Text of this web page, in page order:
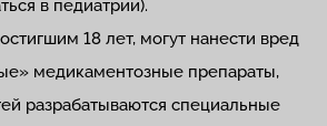
в педиатрии).
18 лет, могут нанести вред
медикаментозные препараты,
разрабатываются специальные